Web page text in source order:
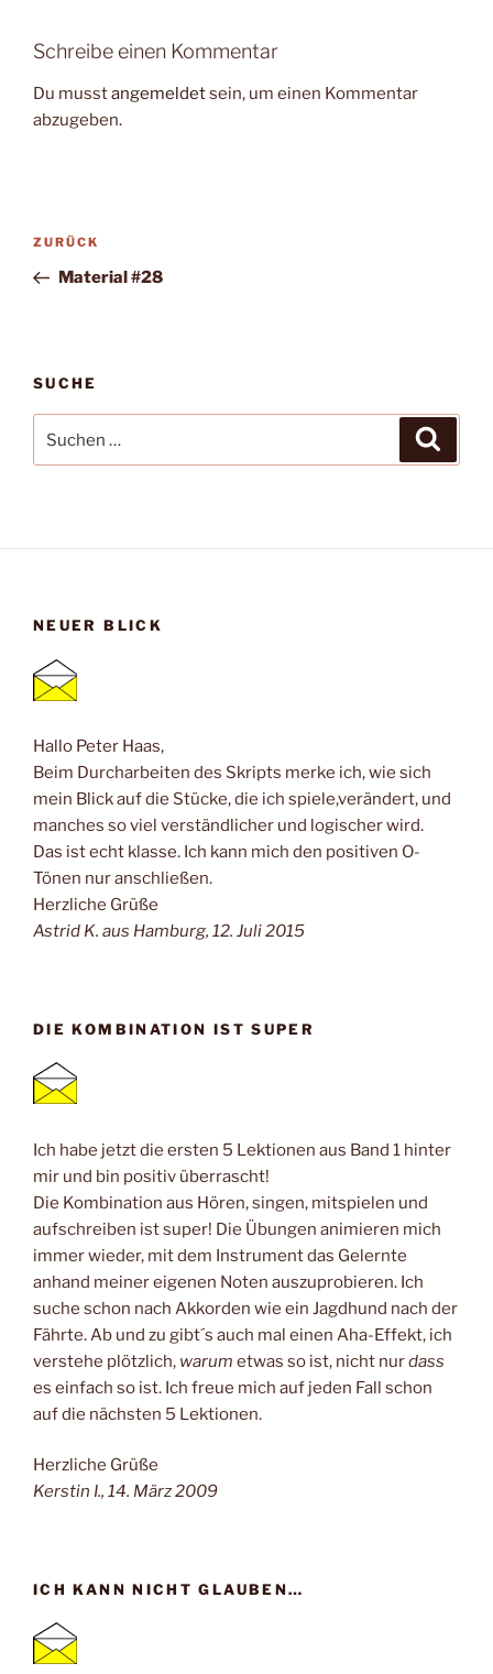
Schreibe einen Kommentar
Du musstangemeldetsein, um einen Kommentar
abzugeben.
Beitragsnavigation
Vorheriger
Beitrag
ZURÜCK
Material #28
SUCHE
nach:
NEUER BLICK
Hallo Peter Haas,
Beim Durcharbeiten des Skripts merke ich, wie sich
mein Blick auf die Stücke, die ich spiele,verändert, und
manches so viel verständlicher und logischer wird.
Das ist echt klasse. Ich kann mich den positiven O-
Tönen nur anschließen.
Herzliche Grüße
Astrid K. aus Hamburg, 12. Juli 2015
DIE KOMBINATION IST SUPER
Ich habe jetzt die ersten 5 Lektionen aus Band 1 hinter
mir und bin positiv überrascht!
Die Kombination aus Hören, singen, mitspielen und
aufschreiben ist super! Die Übungen animieren mich
immer wieder, mit dem Instrument das Gelernte
anhand meiner eigenen Noten auszuprobieren. Ich
suche schon nach Akkorden wie ein Jagdhund nach der
Fährte. Ab und zu gibt´s auch mal einen Aha-Effekt, ich
verstehe plötzlich, warum etwas so ist, nicht nurdass
es einfach so ist. Ich freue mich auf jeden Fall schon
auf die nächsten 5 Lektionen.
Herzliche Grüße
Kerstin I., 14. März 2009
ICH KANN NICHT GLAUBEN…